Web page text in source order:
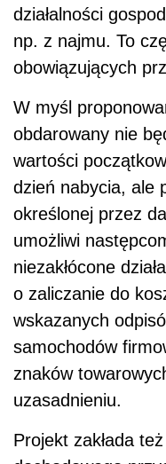
działalności
np. z najmu. To
obowiązujących
W myśl
obdarowany nie
wartości
dzień nabycia, ale
określonej przez
umożliwi
niezakłócone
o zaliczanie do
wskazanych
samochodów
znaków
uzasadnieniu.
Projekt zakłada